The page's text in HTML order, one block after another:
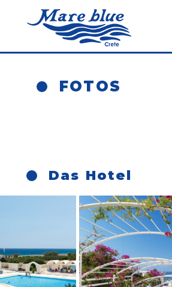
FOTOS
Das Hotel